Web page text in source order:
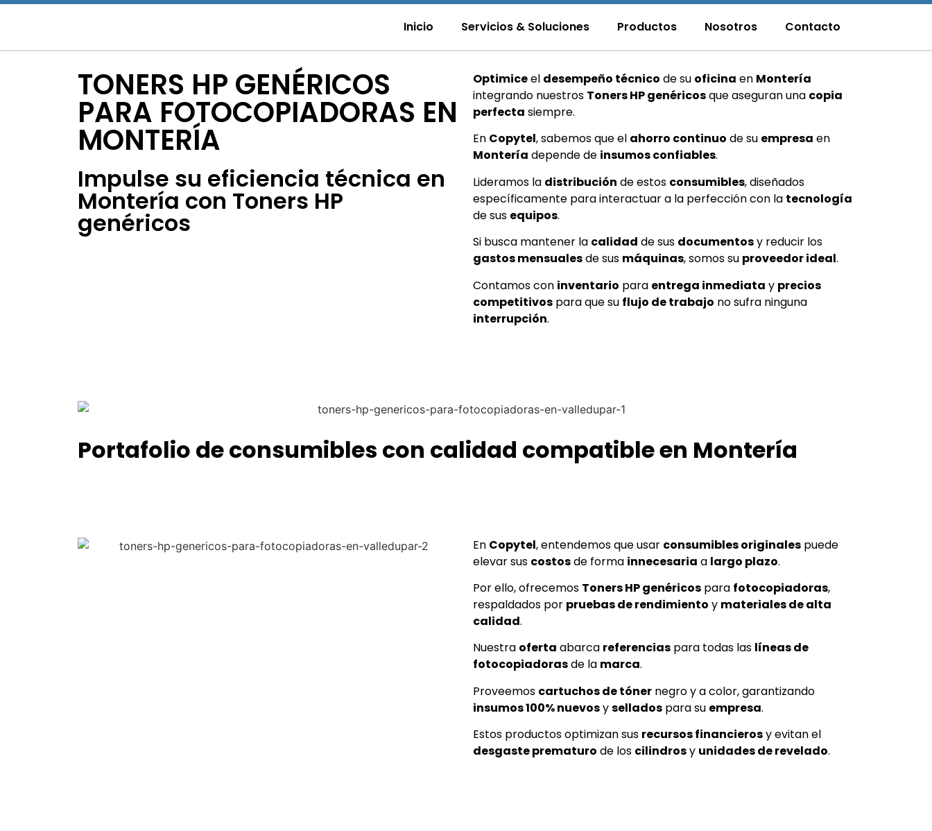
Inicio Servicios & Soluciones Productos Nosotros Contacto
TONERS HP GENÉRICOS
PARA FOTOCOPIADORAS EN
MONTERÍA
Impulse su eficiencia técnica en
Montería con Toners HP
genéricos
Optimiceel desempeño técnico de su oficina en Montería
integrando nuestros Toners HP genéricosque aseguran una copia
perfecta siempre.
En Copytel, sabemos que el ahorro continuo de su empresa en
Montería depende de insumos confiables.
Lideramos la distribución de estos consumibles, diseñados
específicamente para interactuar a la perfección con la tecnología
de sus equipos.
Si busca mantener la calidad de sus documentosy reducir los
gastos mensualesde sus máquinas, somos su proveedor ideal.
Contamos con inventario para entrega inmediata y precios
competitivos para que su flujo de trabajo no sufra ninguna
interrupción.
Portafolio de consumibles con calidad compatible en Montería
En Copytel, entendemos que usar consumibles originales puede
elevar sus costosde forma innecesaria a largo plazo.
Por ello, ofrecemos Toners HP genéricos para fotocopiadoras,
respaldados por pruebas de rendimiento y materiales de alta
calidad.
Nuestra oferta abarca referencias para todas las líneas de
fotocopiadorasde la marca.
Proveemos cartuchos de tóner negro y a color, garantizando
insumos 100% nuevosysellados para su empresa.
Estos productos optimizan sus recursos financierosy evitan el
desgaste prematuro de los cilindrosy unidades de revelado.